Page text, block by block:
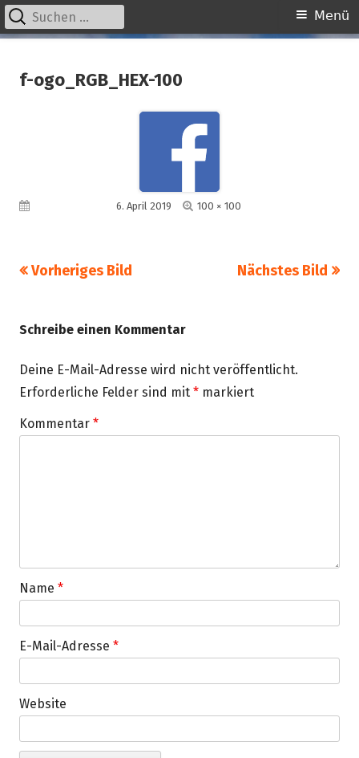
zum
Primäres
Menü
Suchen
nach:
f-ogo_RGB_HEX-100
Veröffentlicht am6. April 2019 Volle
100 × 100
Vorheriges Bild Nächstes Bild
Schreibe einen Kommentar
Deine E-Mail-Adresse wird nicht veröffentlicht.
Erforderliche Felder sind mit * markiert
Kommentar *
Name *
E-Mail-Adresse *
Website